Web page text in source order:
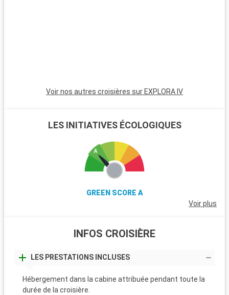
Voir nos autres croisières sur EXPLORA IV
LES INITIATIVES ÉCOLOGIQUES
GREEN SCORE A
Voir plus
INFOS CROISIÈRE
LES PRESTATIONS INCLUSES
Hébergement dans la cabine attribuée pendant toute la
durée de la croisière.